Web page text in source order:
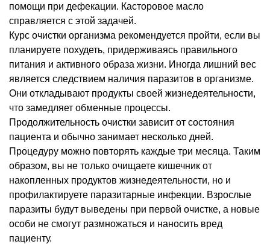
помощи при дефекации. Касторовое масло
справляется с этой задачей.
Курс очистки организма рекомендуется пройти, если вы
планируете похудеть, придерживаясь правильного
питания и активного образа жизни. Иногда лишний вес
является следствием наличия паразитов в организме.
Они откладывают продукты своей жизнедеятельности,
что замедляет обменные процессы.
Продолжительность очистки зависит от состояния
пациента и обычно занимает несколько дней.
Процедуру можно повторять каждые три месяца. Таким
образом, вы не только очищаете кишечник от
накопленных продуктов жизнедеятельности, но и
профилактируете паразитарные инфекции. Взрослые
паразиты будут выведены при первой очистке, а новые
особи не смогут размножаться и наносить вред
пациенту.